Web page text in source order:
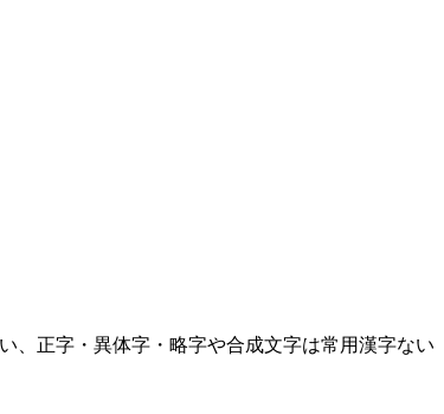
、正字・異体字・略字や合成文字は常用漢字ない